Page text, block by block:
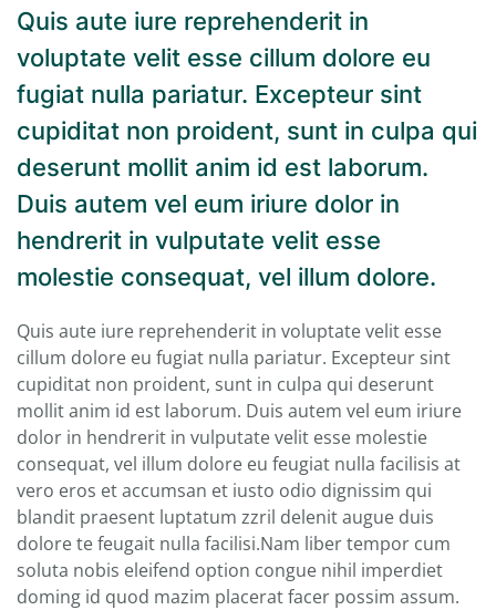
Quis aute iure reprehenderit in
voluptate velit esse cillum dolore eu
fugiat nulla pariatur. Excepteur sint
cupiditat non proident, sunt in culpa qui
deserunt mollit anim id est laborum.
Duis autem vel eum iriure dolor in
hendrerit in vulputate velit esse
molestie consequat, vel illum dolore.
Quis aute iure reprehenderit in voluptate velit esse
cillum dolore eu fugiat nulla pariatur. Excepteur sint
cupiditat non proident, sunt in culpa qui deserunt
mollit anim id est laborum. Duis autem vel eum iriure
dolor in hendrerit in vulputate velit esse molestie
consequat, vel illum dolore eu feugiat nulla facilisis at
vero eros et accumsan et iusto odio dignissim qui
blandit praesent luptatum zzril delenit augue duis
dolore te feugait nulla facilisi.Nam liber tempor cum
soluta nobis eleifend option congue nihil imperdiet
doming id quod mazim placerat facer possim assum.